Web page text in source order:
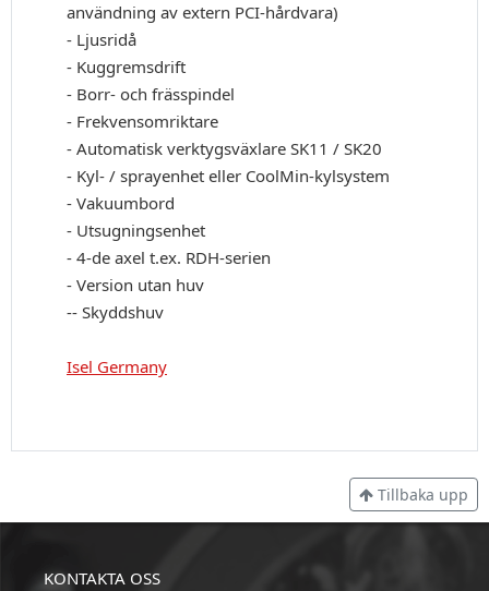
användning av extern PCI-hårdvara)
- Ljusridå
- Kuggremsdrift
- Borr- och frässpindel
- Frekvensomriktare
- Automatisk verktygsväxlare SK11 / SK20
- Kyl- / sprayenhet eller CoolMin-kylsystem
- Vakuumbord
- Utsugningsenhet
- 4-de axel t.ex. RDH-serien
- Version utan huv
-- Skyddshuv
Isel Germany
Tillbaka upp
KONTAKTA OSS